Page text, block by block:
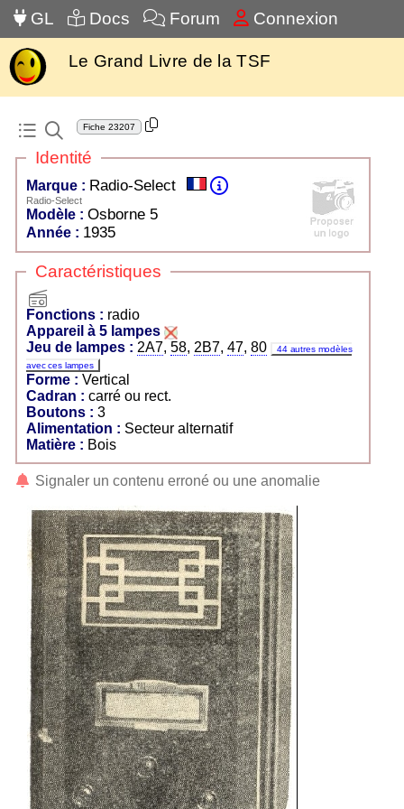
GL Docs Forum Connexion
Le Grand Livre de la TSF
Fiche 23207
Identité
Marque : Radio-Select
Radio-Select
Modèle : Osborne 5
Année : 1935
Caractéristiques
Fonctions : radio
Appareil à 5 lampes
Jeu de lampes : 2A7, 58, 2B7, 47, 80
44 autres modèles
avec ces lampes
Forme : Vertical
Cadran : carré ou rect.
Boutons : 3
Alimentation : Secteur alternatif
Matière : Bois
Signaler un contenu erroné ou une anomalie